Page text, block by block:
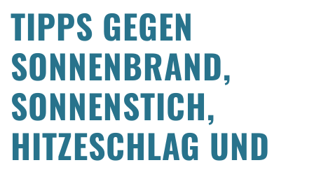
TIPPS GEGEN
SONNENBRAND,
SONNENSTICH,
HITZESCHLAG UND